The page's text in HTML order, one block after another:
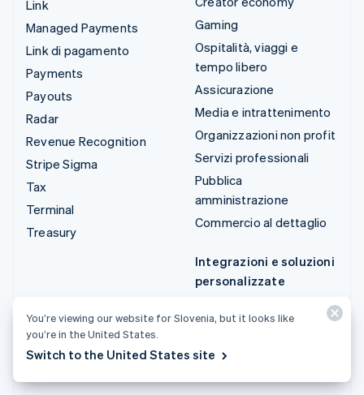
Link
Managed Payments
Link di pagamento
Payments
Payouts
Radar
Revenue Recognition
Stripe Sigma
Tax
Terminal
Treasury
Gaming
Ospitalità, viaggi e
tempo libero
Assicurazione
Media e intrattenimento
Organizzazioni non profit
Servizi professionali
Pubblica
amministrazione
Commercio al dettaglio
Integrazioni e soluzioni
personalizzate
Stripe App Marketplace
Stripe Partner
Ecosystem
You’re viewing our website for Slovenia, but it looks like
you’re in the United States.
Switch to the United States site